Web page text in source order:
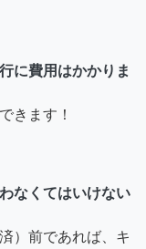
に費用はかかりま
きます！
なくてはいけない
）前であれば、キ